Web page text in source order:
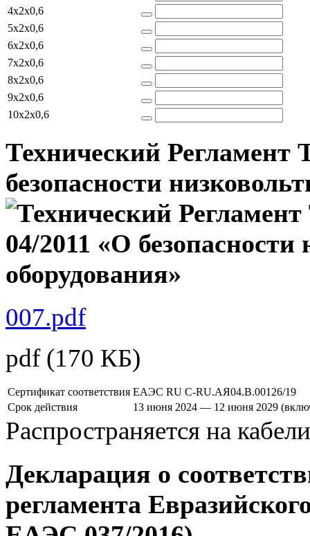
4x2x0,6
5x2x0,6
6x2x0,6
7x2x0,6
8x2x0,6
9x2x0,6
10x2x0,6
Технический Регламент
безопасности
007.pdf
pdf(170 КБ)
Сертификат соответствия ЕАЭС RU C-RU.АЯ04.В.00126/19
Срок действия
13 июня 2024 — 12 июня 2029
Распространяется на
Декларация о
регламента